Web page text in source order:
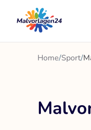
Inhalt
springen
Home/Sport/